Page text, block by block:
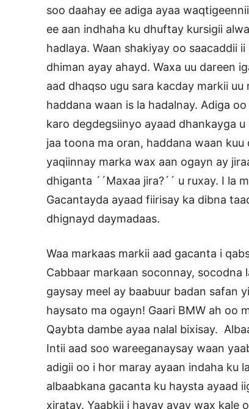
soo daahay ee adiga ayaa
ee aan indhaha ku dhuftay kursigii
hadlaya. Waan shakiyay oo saacaddii
dhiman ayay ahayd. Waxa uu dareen
aad dhaqso ugu sara kacday markii
haddana waan is la hadalnay. Adiga
karo degdegsiinyo ayaad dhankayga
jaa toona ma oran, haddana waan kuu
yaqiinnay marka wax aan ogayn ay
dhiganta ´´Maxaa jira?´´ u ruxay. I la
Gacantayda ayaad fiirisay ka dibna
dhignayd daymadaas.
Waa markaas markii aad gacanta i
Cabbaar markaan soconnay, socodna
gaysay meel ay baabuur badan safan
haysato ma ogayn! Gaari BMW ah oo
Qaybta dambe ayaa nalal bixisay.
Intii aad soo wareeganaysay waan
adigii oo i hor maray ayaan indaha ku
albaabkana gacanta ku haysta ayaad
xiratay. Yaabkii i hayay ayay wax kale